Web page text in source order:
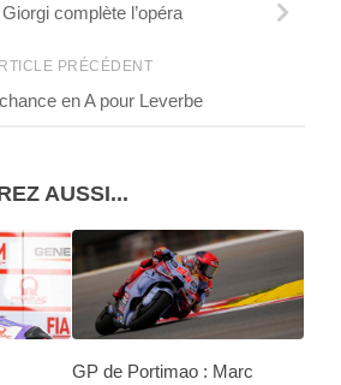
complète l’opéra
PRÉCÉDENT
en A pour Leverbe
AUSSI...
GP de Portimao : Marc